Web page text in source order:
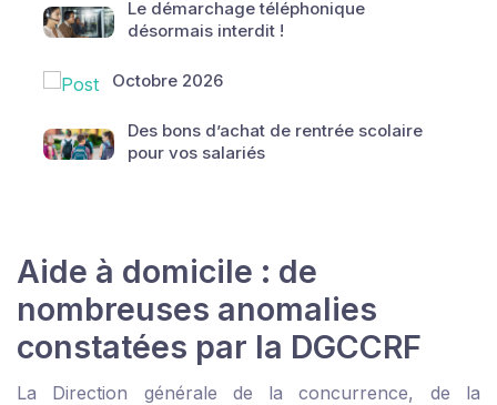
Le démarchage téléphonique
désormais interdit !
Octobre 2026
Des bons d’achat de rentrée scolaire
pour vos salariés
Aide à domicile : de
nombreuses anomalies
constatées par la DGCCRF
La Direction générale de la concurrence, de la